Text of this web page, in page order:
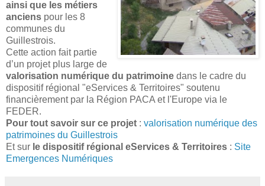
ainsi que les métiers
anciens pour les 8
communes du
Guillestrois.
Cette action fait partie
d’un projet plus large de
valorisation numérique du patrimoine dans le cadre du
dispositif régional "eServices & Territoires" soutenu
financièrement par la Région PACA et l'Europe via le
FEDER.
Pour tout savoir sur ce projet : valorisation numérique des
patrimoines du Guillestrois
Et sur le dispositif régional eServices & Territoires : Site
Emergences Numériques